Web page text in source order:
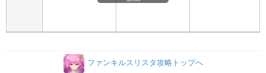
ファンキルスリスタ攻略トップへ